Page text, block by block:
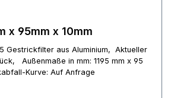
x 95mm x 10mm
Gestrickfilter aus Aluminium, Aktueller
Außenmaße in mm: 1195 mm x 95
Kurve: Auf Anfrage